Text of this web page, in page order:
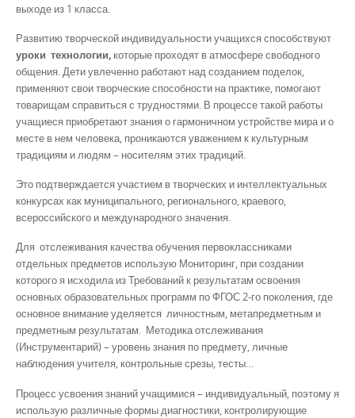
выходе из 1 класса.
Развитию творческой индивидуальности учащихся способствуют
уроки технологии, которые проходят в атмосфере свободного
общения. Дети увлеченно работают над созданием поделок,
применяют свои творческие способности на практике, помогают
товарищам справиться с трудностями. В процессе такой работы
учащиеся приобретают знания о гармоничном устройстве мира и о
месте в нем человека, проникаются уважением к культурным
традициям и людям – носителям этих традиций.
Это подтверждается участием в творческих и интеллектуальных
конкурсах как муниципального, регионального, краевого,
всероссийского и международного значения.
Для отслеживания качества обучения первоклассниками
отдельных предметов использую Мониторинг, при создании
которого я исходила из Требований к результатам освоения
основных образовательных программ по ФГОС 2-го поколения, где
основное внимание уделяется личностным, метапредметным и
предметным результатам. Методика отслеживания
(Инструментарий) – уровень знания по предмету, личные
наблюдения учителя, контрольные срезы, тесты…
Процесс усвоения знаний учащимися – индивидуальный, поэтому я
использую различные формы диагностики, контролирующие